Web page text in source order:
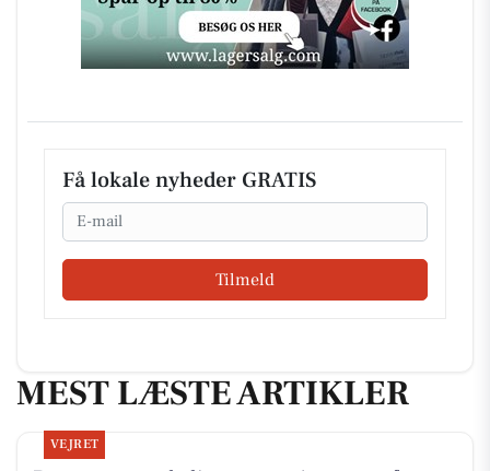
Få lokale nyheder GRATIS
Email
Tilmeld
MEST LÆSTE ARTIKLER
VEJRET